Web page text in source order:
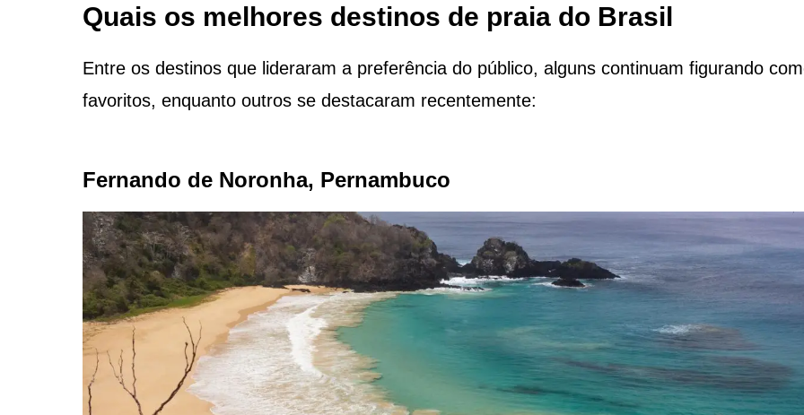
Quais os melhores destinos de praia do Brasil
Entre os destinos que lideraram a preferência do público, alguns continuam figurando
favoritos, enquanto outros se destacaram recentemente:
Fernando de Noronha, Pernambuco